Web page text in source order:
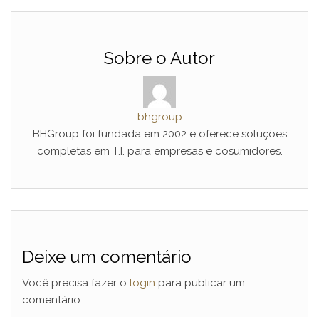
Sobre o Autor
bhgroup
BHGroup foi fundada em 2002 e oferece soluções
completas em T.I. para empresas e cosumidores.
Deixe um comentário
Você precisa fazer o login para publicar um
comentário.